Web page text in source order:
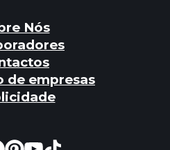
Nós
de empresas